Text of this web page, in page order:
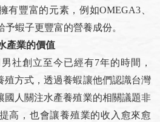
有豐富的元素，例如OMEGA3、
蝦子更豐富的營養成份。
產業的價值
創立至今已經有7年的時間，
殖方式，透過養蝦讓他們認識台灣
國人關注水產養殖業的相關議題非
高，也會讓養殖業的收入愈來愈